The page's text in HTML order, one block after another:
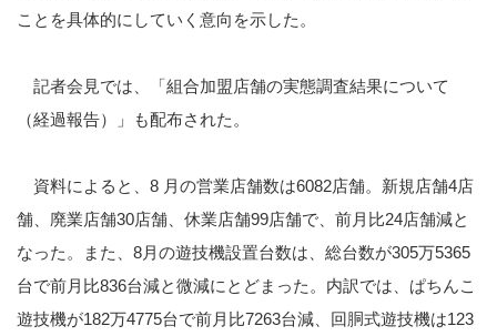
ことを具体的にしていく意向を示した。
記者会見では、「組合加盟店舗の実態調査結果について
（経過報告）」も配布された。
資料によると、 8 月の営業店舗数は6082店舗。新規店舗4店
舗、廃業店舗30店舗、休業店舗99店舗で、前月比24店舗減と
なった。また、 8月の遊技機設置台数は、総台数が305万5365
台で前月比836台減と微減にとどまった。内訳では、ぱちんこ
遊技機が182万4775台で前月比7263台減、回胴式遊技機は123